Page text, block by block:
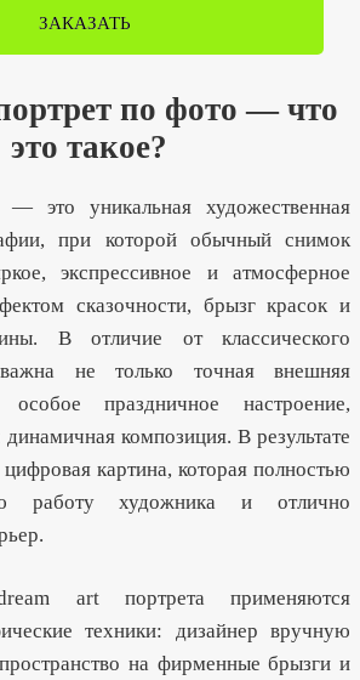
ЗАКАЗАТЬ
по фото — что
это такое?
— это уникальная художественная
при которой обычный снимок
экспрессивное и атмосферное
сказочности, брызг красок и
В отличие от классического
не только точная внешняя
праздничное настроение,
композиция. В результате
цифровая картина, которая полностью
работу художника и отлично
art портрета применяются
техники: дизайнер вручную
на фирменные брызги и